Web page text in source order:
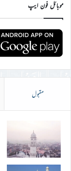
موبائل فون ایپ
مقبول